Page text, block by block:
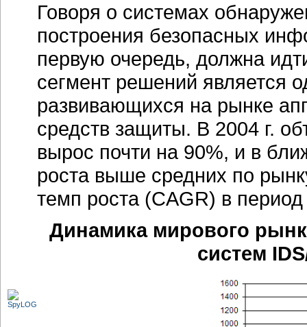
Говоря о системах
построения безопасных
первую очередь, должна
сегмент решений является
развивающихся на рынке
средств защиты. В 2004 г.
вырос почти на 90%, и в
роста выше средних по
темп роста (CAGR) в период
Динамика мирового
систем